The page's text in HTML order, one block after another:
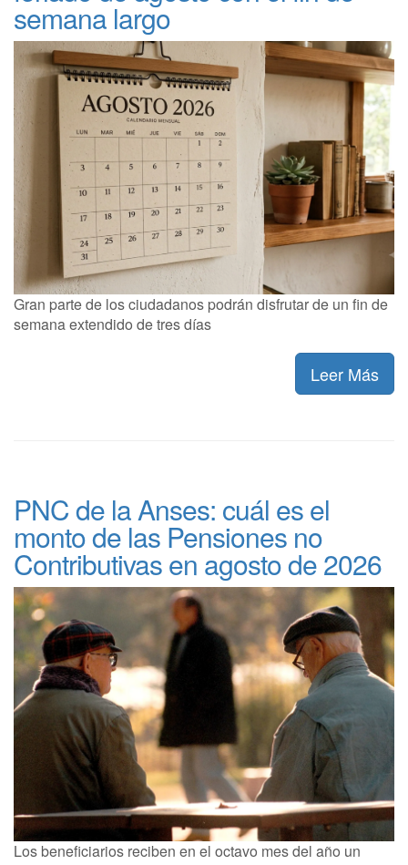
semana largo
Gran parte de los ciudadanos podrán disfrutar de un fin de
semana extendido de tres días
Leer Más
PNC de la Anses: cuál es el
monto de las Pensiones no
Contributivas en agosto de 2026
Los beneficiarios reciben en el octavo mes del año un